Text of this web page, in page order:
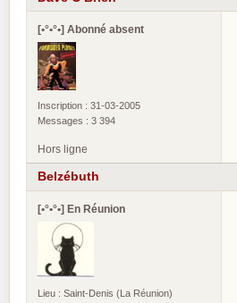
[•°•°•] Abonné absent
Inscription : 31-03-2005
Messages : 3 394
Hors ligne
Belzébuth
[•°•°•] En Réunion
Lieu : Saint-Denis (La Réunion)